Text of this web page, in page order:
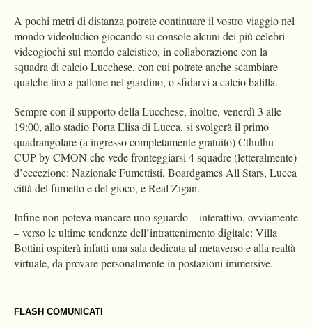
FLASH COMUNICATI
A pochi metri di distanza potrete continuare il vostro viaggio nel
mondo videoludico giocando su console alcuni dei più celebri
videogiochi sul mondo calcistico, in collaborazione con la
squadra di calcio Lucchese, con cui potrete anche scambiare
qualche tiro a pallone nel giardino, o sfidarvi a calcio balilla.
Sempre con il supporto della Lucchese, inoltre, venerdì 3 alle
19:00, allo stadio Porta Elisa di Lucca, si svolgerà il primo
quadrangolare (a ingresso completamente gratuito) Cthulhu
CUP by CMON che vede fronteggiarsi 4 squadre (letteralmente)
d’eccezione: Nazionale Fumettisti, Boardgames All Stars, Lucca
città del fumetto e del gioco, e Real Zigan.
Infine non poteva mancare uno sguardo – interattivo, ovviamente
– verso le ultime tendenze dell’intrattenimento digitale: Villa
Bottini ospiterà infatti una sala dedicata al metaverso e alla realtà
virtuale, da provare personalmente in postazioni immersive.